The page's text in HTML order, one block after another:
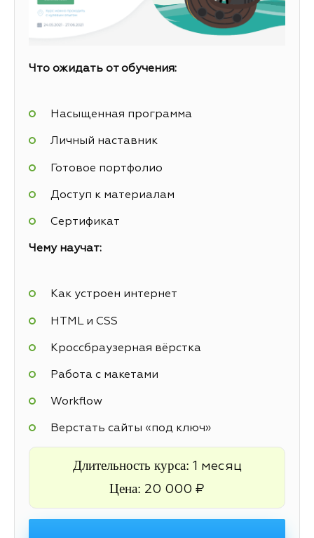
Что ожидать от обучения:
Насыщенная программа
Личный наставник
Готовое портфолио
Доступ к материалам
Сертификат
Чему научат:
Как устроен интернет
HTML и CSS
Кроссбраузерная вёрстка
Работа с макетами
Workflow
Верстать сайты «под ключ»
Длительность курса: 1 месяц
Цена: 20 000 ₽